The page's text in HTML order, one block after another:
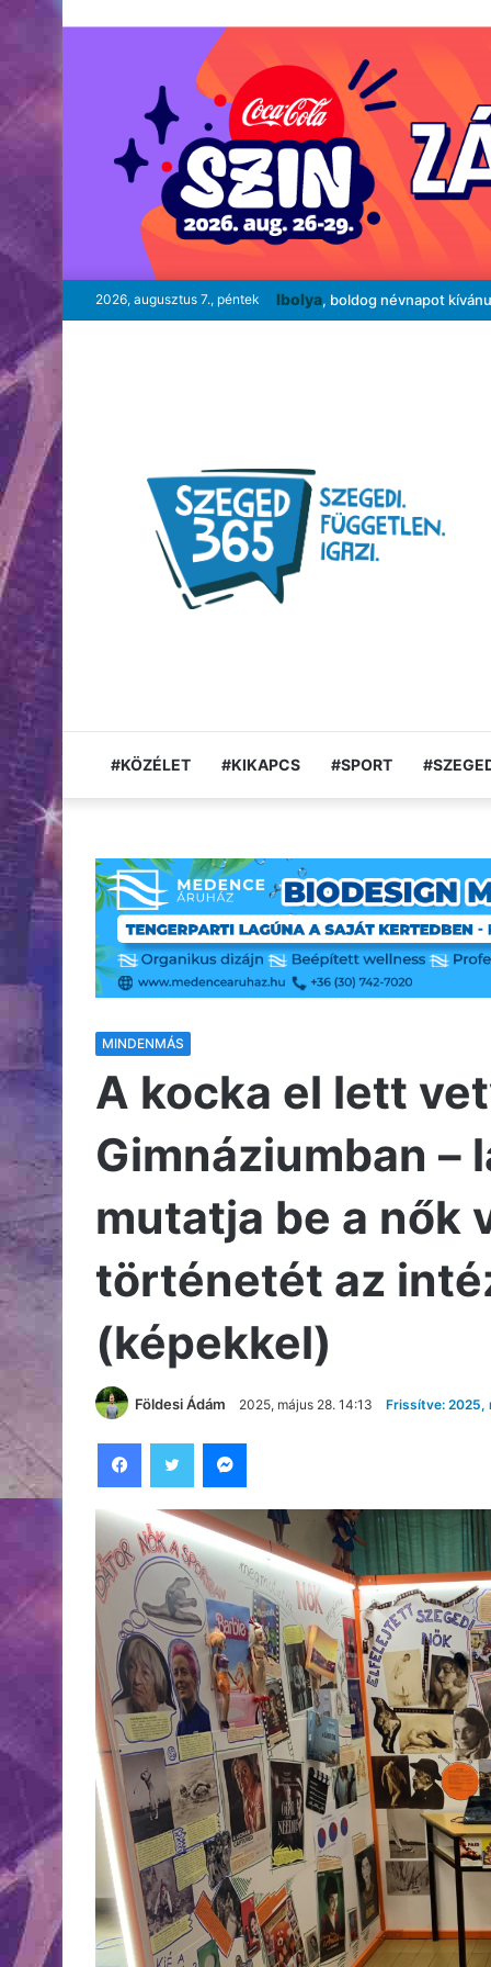
2026, augusztus 7., péntek Ibolya, boldog névnapot
#KÖZÉLET #KIKAPCS #SPORT
MINDENMÁS
A kocka el lett
Gimnáziumban –
mutatja be a nők
történetét az
(képekkel)
Földesi Ádám 2025, május 28. 14:13 Frissítve: 2025,